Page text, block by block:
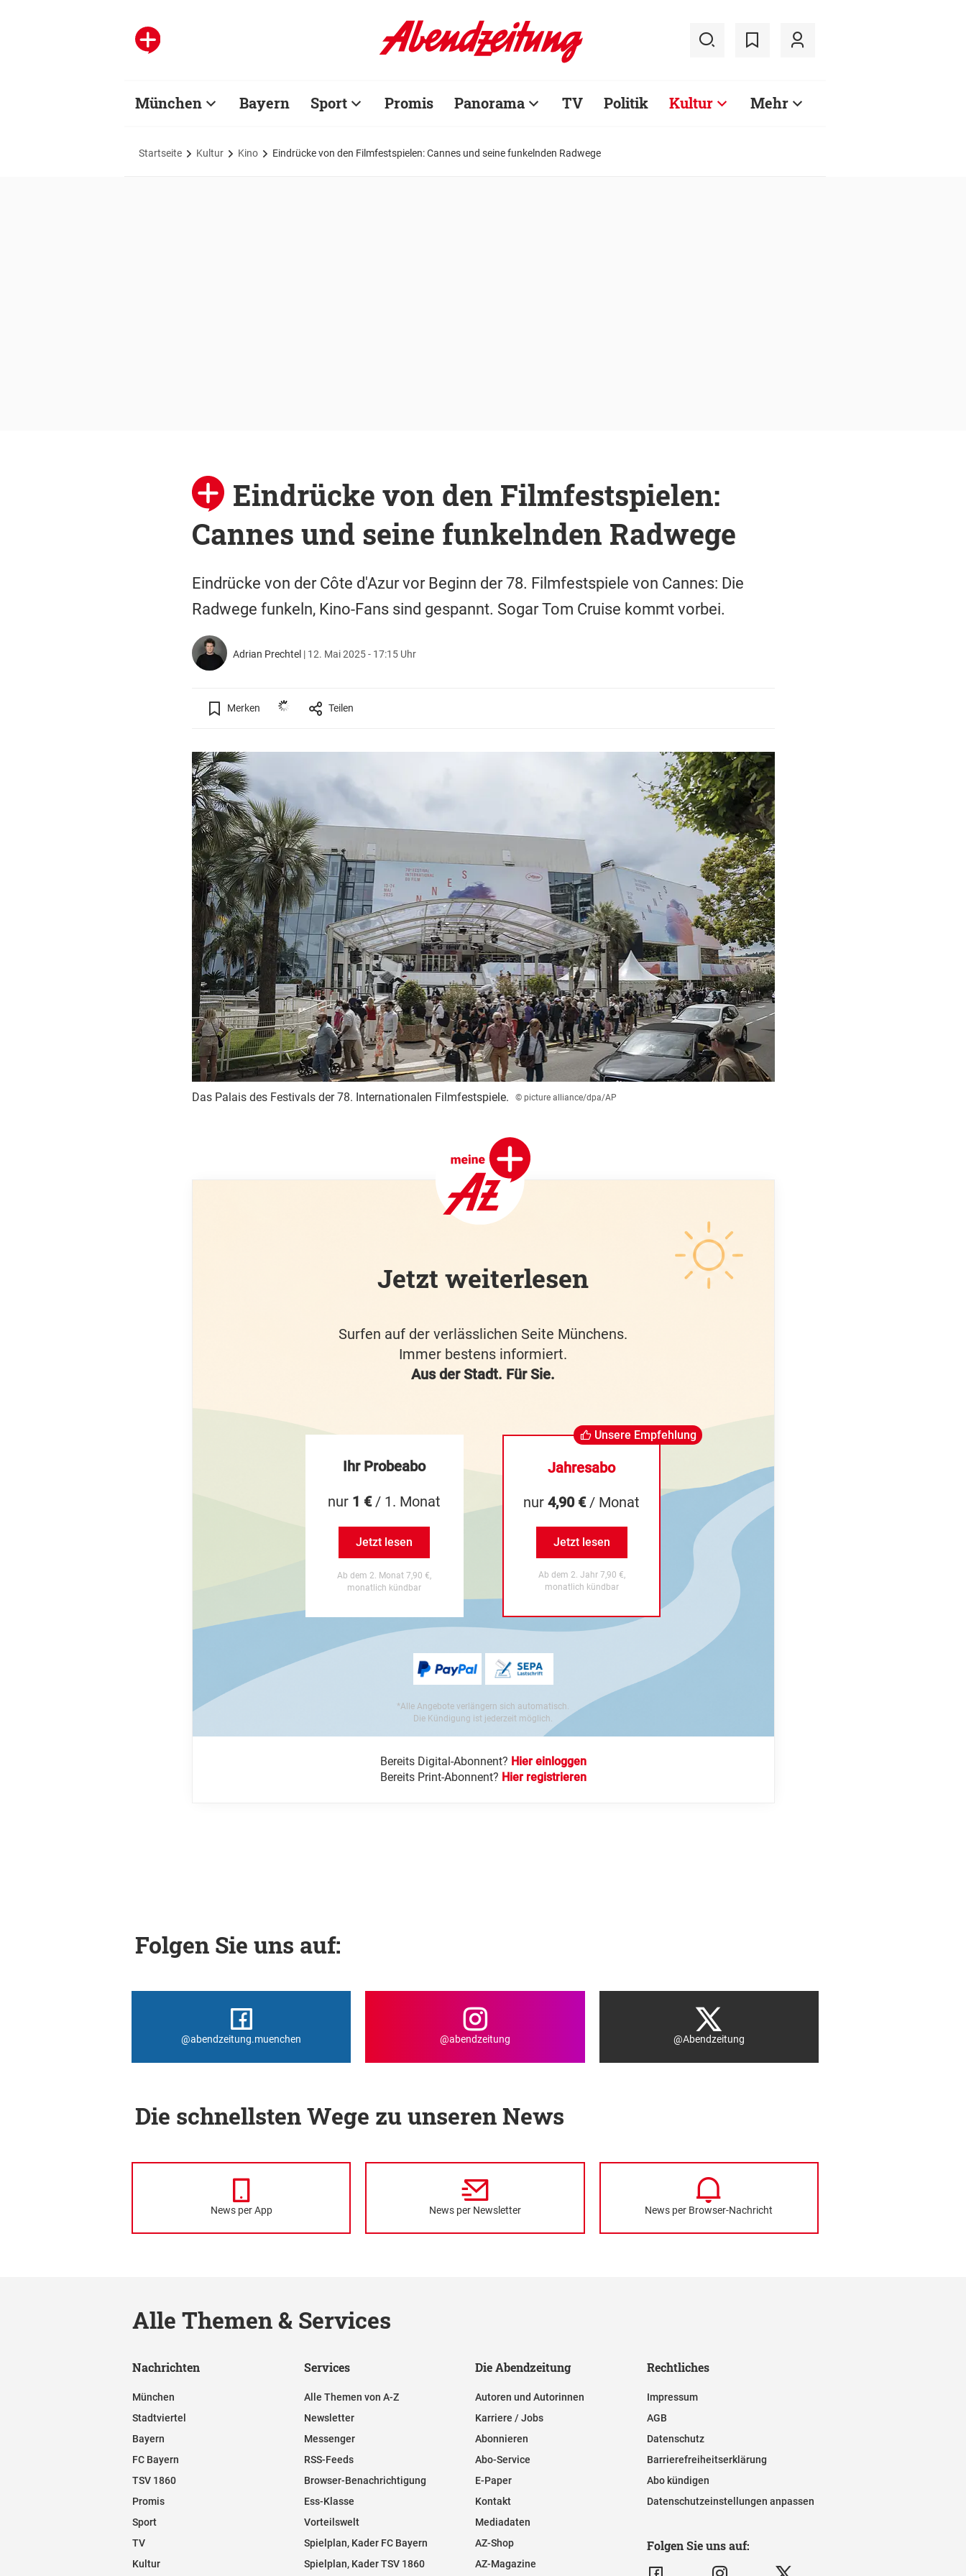
München Bayern Sport Promis Panorama TV Politik Kultur Mehr
Startseite Kultur Kino Eindrücke von den Filmfestspielen: Cannes und seine funkelnden Radwege
Eindrücke von den Filmfestspielen:
Cannes und seine funkelnden Radwege
Eindrücke von der Côte d'Azur vor Beginn der 78. Filmfestspiele von Cannes: Die
Radwege funkeln, Kino-Fans sind gespannt. Sogar Tom Cruise kommt vorbei.
Adrian Prechtel | 12. Mai 2025 - 17:15 Uhr
Merken Teilen
Das Palais des Festivals der 78. Internationalen Filmfestspiele. © picture alliance/dpa/AP
Jetzt weiterlesen
Surfen auf der verlässlichen Seite Münchens.
Immer bestens informiert.
Aus der Stadt. Für Sie.
Ihr Probeabo
nur 1 €/ 1. Monat
Jetzt lesen
Ab dem 2. Monat 7,90 €,
monatlich kündbar
Unsere Empfehlung
Jahresabo
nur4,90 €/ Monat
Jetzt lesen
Ab dem 2. Jahr 7,90 €,
monatlich kündbar
*Alle Angebote verlängern sich automatisch.
Die Kündigung ist jederzeit möglich.
Bereits Digital-Abonnent? Hier einloggen
Bereits Print-Abonnent? Hier registrieren
Folgen Sie uns auf:
@abendzeitung.muenchen @abendzeitung @Abendzeitung
Die schnellsten Wege zu unseren News
News per App News per Newsletter News per Browser-Nachricht
Alle Themen & Services
Nachrichten
München
Stadtviertel
Bayern
FC Bayern
TSV 1860
Promis
Sport
TV
Kultur
Services
Alle Themen von A-Z
Newsletter
Messenger
RSS-Feeds
Browser-Benachrichtigung
Ess-Klasse
Vorteilswelt
Spielplan, Kader FC Bayern
Spielplan, Kader TSV 1860
Die Abendzeitung
Autoren und Autorinnen
Karriere / Jobs
Abonnieren
Abo-Service
E-Paper
Kontakt
Mediadaten
AZ-Shop
AZ-Magazine
Rechtliches
Impressum
AGB
Datenschutz
Barrierefreiheitserklärung
Abo kündigen
Datenschutzeinstellungen anpassen
Folgen Sie uns auf: